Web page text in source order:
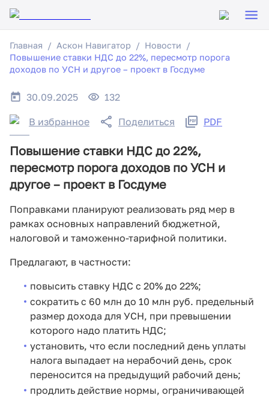
Главная Аскон Навигатор
Новости
Повышение ставки НДС до 22%, пересмотр порога
доходов по УСН и другое – проект в Госдуме
30.09.2025 132
В избранное Поделиться PDF
Повышение ставки НДС до 22%,
пересмотр порога доходов по УСН и
другое – проект в Госдуме
Поправками планируют реализовать ряд мер в
рамках основных направлений бюджетной,
налоговой и таможенно-тарифной политики.
Предлагают, в частности:
повысить ставку НДС с 20% до 22%;
сократить с 60 млн до 10 млн руб. предельный
размер дохода для УСН, при превышении
которого надо платить НДС;
установить, что если последний день уплаты
налога выпадает на нерабочий день, срок
переносится на предыдущий рабочий день;
продлить действие нормы, ограничивающей